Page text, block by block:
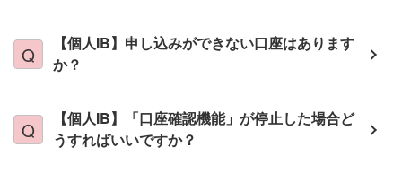
【個人IB】申し込みができない口座はあります
か？
【個人IB】「口座確認機能」が停止した場合ど
うすればいいですか？